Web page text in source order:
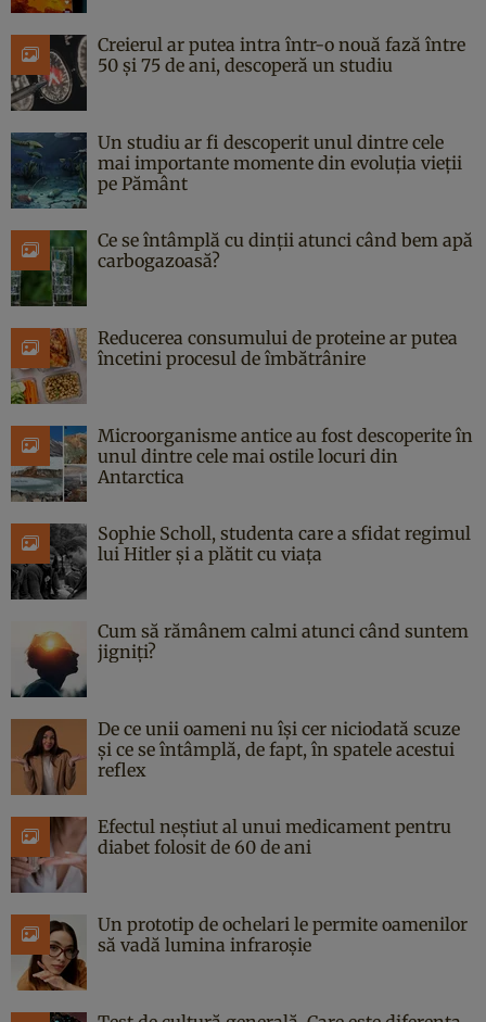
Creierul ar putea intra într-o nouă fază între
50 și 75 de ani, descoperă un studiu
Un studiu ar fi descoperit unul dintre cele
mai importante momente din evoluția vieții
pe Pământ
Ce se întâmplă cu dinții atunci când bem apă
carbogazoasă?
Reducerea consumului de proteine ar putea
încetini procesul de îmbătrânire
Microorganisme antice au fost descoperite în
unul dintre cele mai ostile locuri din
Antarctica
Sophie Scholl, studenta care a sfidat regimul
lui Hitler și a plătit cu viața
Cum să rămânem calmi atunci când suntem
jigniți?
De ce unii oameni nu își cer niciodată scuze
și ce se întâmplă, de fapt, în spatele acestui
reflex
Efectul neștiut al unui medicament pentru
diabet folosit de 60 de ani
Un prototip de ochelari le permite oamenilor
să vadă lumina infraroșie